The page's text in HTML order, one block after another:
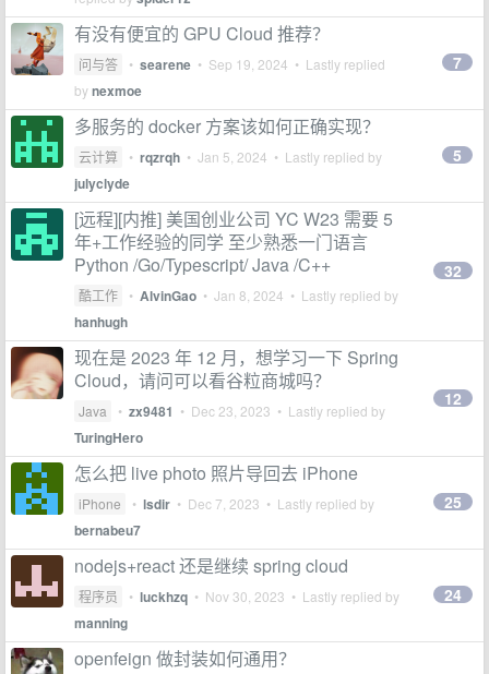
有没有便宜的 GPU Cloud 推荐？
问与答 • searene • Sep 19, 2024 • Lastly replied
bynexmoe
7
多服务的 docker 方案该如何正确实现？
云计算 • rqzrqh • Jan 5, 2024 • Lastly replied by
julyclyde
5
[远程][内推] 美国创业公司 YC W23 需要 5
年+工作经验的同学 至少熟悉一门语言
Python /Go/Typescript/ Java /C++
酷工作 • AlvinGao • Jan 8, 2024 • Lastly replied by
hanhugh
32
现在是 2023 年 12 月，想学习一下 Spring
Cloud，请问可以看谷粒商城吗？
Java • zx9481 • Dec 23, 2023 • Lastly replied by
TuringHero
12
怎么把 live photo 照片导回去 iPhone
iPhone • lsdir • Dec 7, 2023 • Lastly replied by
bernabeu7
25
nodejs+react 还是继续 spring cloud
程序员 • luckhzq • Nov 30, 2023 • Lastly replied by
manning
24
openfeign 做封装如何通用？